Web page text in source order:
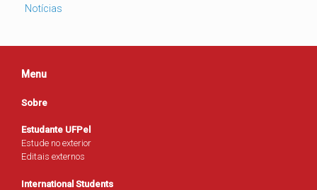
Notícias
Menu
Sobre
Estudante UFPel
Estude no exterior
Editais externos
International Students